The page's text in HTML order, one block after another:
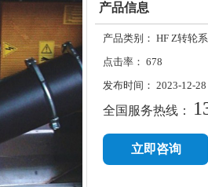
产品信息
产品类别： HF Z转轮
点击率： 678
发布时间： 2023-12-28
全国服务热线：
立即咨询